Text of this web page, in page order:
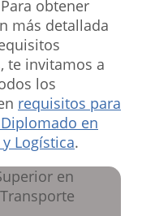
obtener
más detallada
te invitamos a
los
requisitos para
en
Logística.